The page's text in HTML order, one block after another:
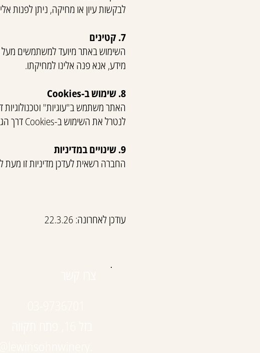
לבקשות עיון או מחיקה, ניתן לפנות
7. קטינים
מידע, אנא פנה אלינו למחיקתו.
8. שימוש ב-Cookies
האתר משתמש ב"עוגיות" וטכנולוגיות
לנטרל את השימוש ב-Cookies דרך הגדרות הדפדפן או המכשיר, אך הדבר עלול לפגוע בחלק מהשירותים.
9. שינויים במדיניות
החברה רשאית לעדכן מדיניות זו
עודכן לאחרונה: 22.3.26